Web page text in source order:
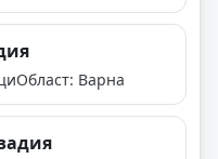
Област: Варна